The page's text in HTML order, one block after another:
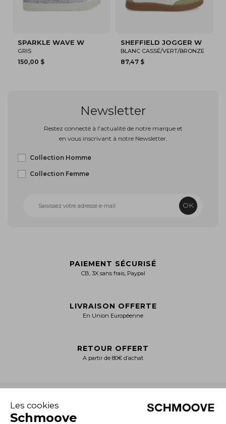
SPARKLE WAVE W
GRIS
150,00 $
SHEFFIELD JOGGER W
BLANC CASSÉ/VERT/BRONZE
87,47 $
Newsletter
Restez connecté à l'actualité de notre marque et
en vous inscrivant à notre Newsletter.
Collection Homme
Collection Femme
OK
PAIEMENT SÉCURISÉ
CB, 3X sans frais, Paypal
LIVRAISON OFFERTE
En Union Européenne
RETOUR OFFERT
A partir de 80€ d’achat
NOTRE CATALOGUE +
Collection Homme